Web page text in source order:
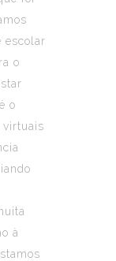
escolar
o
o
à